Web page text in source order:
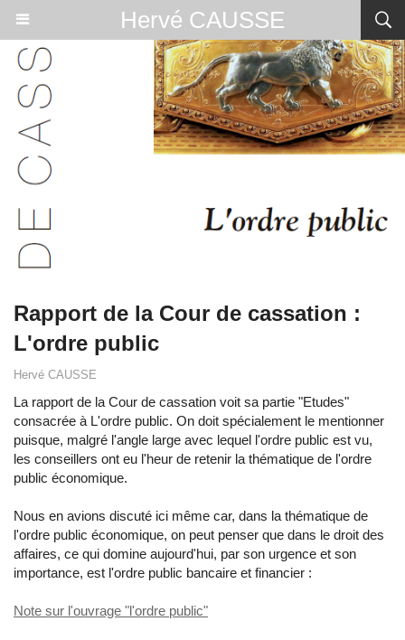
Hervé CAUSSE
Rapport de la Cour de cassation :
L'ordre public
Hervé CAUSSE
La rapport de la Cour de cassation voit sa partie "Etudes"
consacrée à L'ordre public. On doit spécialement le mentionner
puisque, malgré l'angle large avec lequel l'ordre public est vu,
les conseillers ont eu l'heur de retenir la thématique de l'ordre
public économique.
Nous en avions discuté ici même car, dans la thématique de
l'ordre public économique, on peut penser que dans le droit des
affaires, ce qui domine aujourd'hui, par son urgence et son
importance, est l'ordre public bancaire et financier :
Note sur l'ouvrage "l'ordre public"